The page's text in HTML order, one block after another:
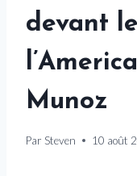
devant
Munoz
Par Steven 10 août